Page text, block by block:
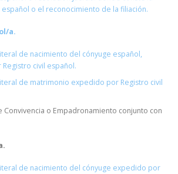
o el reconocimiento de la filiación.
a.
de nacimiento del cónyuge español,
civil español.
de matrimonio expedido por Registro civil
Convivencia o Empadronamiento conjunto con
de nacimiento del cónyuge expedido por